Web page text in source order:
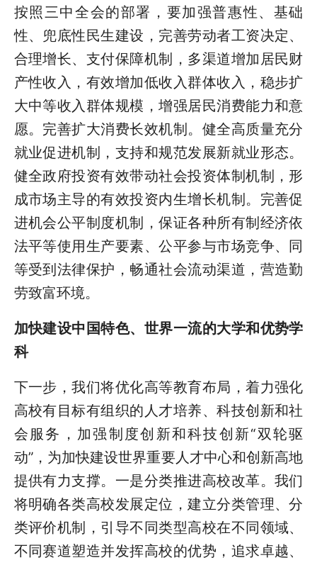
按照三中全会的部署，要加强普惠性、基础
性、兜底性民生建设，完善劳动者工资决定、
合理增长、支付保障机制，多渠道增加居民财
产性收入，有效增加低收入群体收入，稳步扩
大中等收入群体规模，增强居民消费能力和意
愿。完善扩大消费长效机制。健全高质量充分
就业促进机制，支持和规范发展新就业形态。
健全政府投资有效带动社会投资体制机制，形
成市场主导的有效投资内生增长机制。完善促
进机会公平制度机制，保证各种所有制经济依
法平等使用生产要素、公平参与市场竞争、同
等受到法律保护，畅通社会流动渠道，营造勤
劳致富环境。
加快建设中国特色、世界一流的大学和优势学
科
下一步，我们将优化高等教育布局，着力强化
高校有目标有组织的人才培养、科技创新和社
会服务，加强制度创新和科技创新“双轮驱
动”，为加快建设世界重要人才中心和创新高地
提供有力支撑。一是分类推进高校改革。我们
将明确各类高校发展定位，建立分类管理、分
类评价机制，引导不同类型高校在不同领域、
不同赛道塑造并发挥高校的优势，追求卓越、